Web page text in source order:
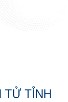
TỬ TỈNH